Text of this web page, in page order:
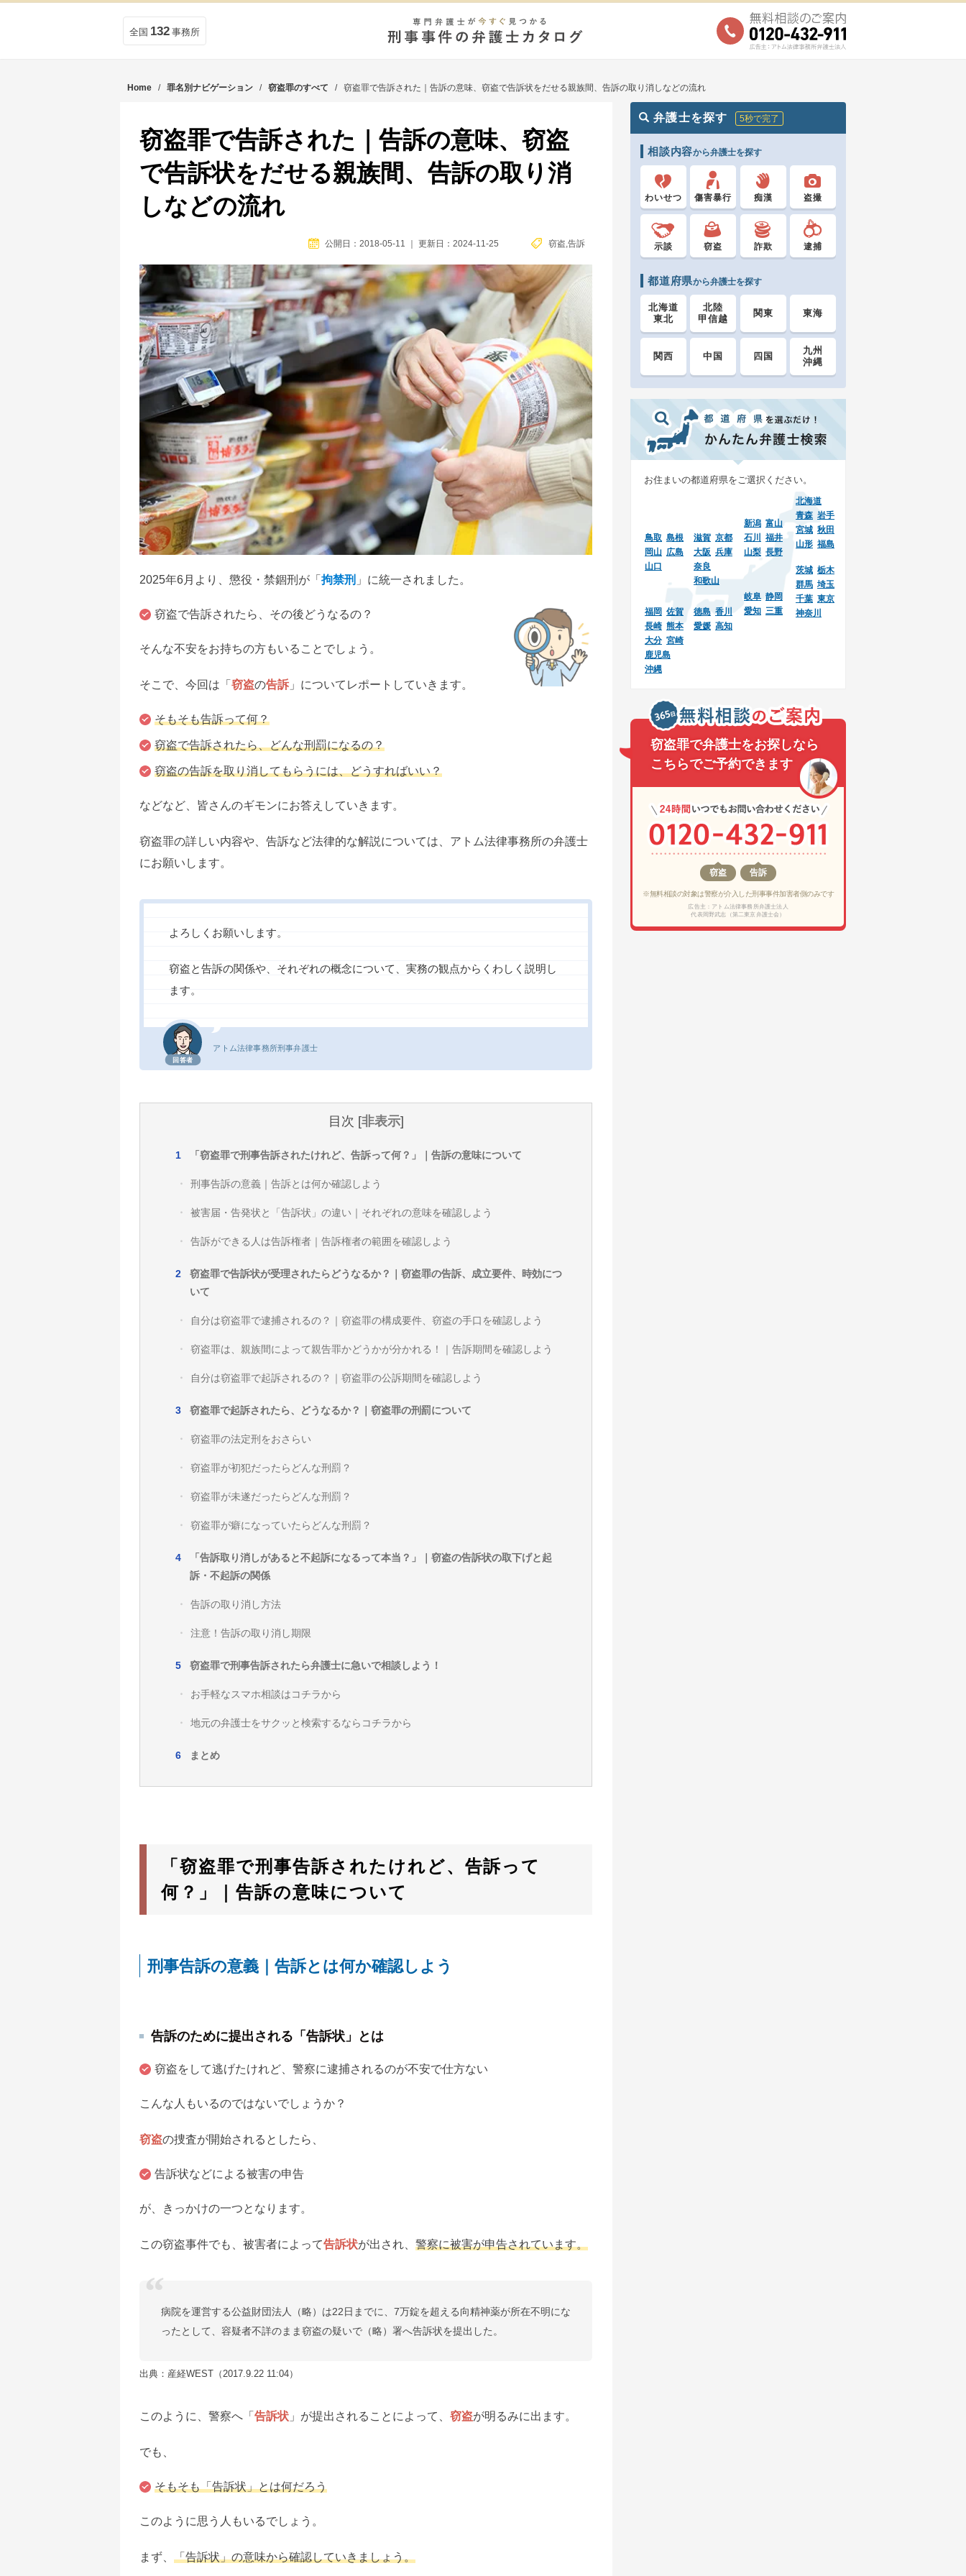
全国 132 事務所
Home / 罪名別ナビゲーション / 窃盗罪のすべて / 窃盗罪で告訴された｜告訴の意味、窃盗で告訴状をだせる親族間、告訴の取り消しなどの流れ
窃盗罪で告訴された｜告訴の意味、窃盗
で告訴状をだせる親族間、告訴の取り消
しなどの流れ
公開日：2018-05-11 更新日：2024-11-25 窃盗 ,告訴
2025年6月より、懲役・禁錮刑が「拘禁刑 」に統一されました。
窃盗で告訴されたら、その後どうなるの？
そんな不安をお持ちの方もいることでしょう。
そこで、今回は「窃盗の告訴 」についてレポートしていきます。
そもそも告訴って何？
窃盗で告訴されたら、どんな刑罰になるの？
窃盗の告訴を取り消してもらうには、どうすればいい？
などなど、皆さんのギモンにお答えしていきます。
窃盗罪の詳しい内容や、告訴など法律的な解説については、アトム法律事務所の弁護士
にお願いします。
回答者
アトム法律事務所刑事弁護士
よろしくお願いします。
窃盗と告訴の関係や、それぞれの概念について、実務の観点からくわしく説明し
ます。
目次 [非表示]
「窃盗罪で刑事告訴されたけれど、告訴って何？」｜告訴の意味について
刑事告訴の意義｜告訴とは何か確認しよう
被害届・告発状と「告訴状」の違い｜それぞれの意味を確認しよう
告訴ができる人は告訴権者｜告訴権者の範囲を確認しよう
窃盗罪で告訴状が受理されたらどうなるか？｜窃盗罪の告訴、成立要件、時効につ
いて
自分は窃盗罪で逮捕されるの？｜窃盗罪の構成要件、窃盗の手口を確認しよう
窃盗罪は、親族間によって親告罪かどうかが分かれる！｜告訴期間を確認しよう
自分は窃盗罪で起訴されるの？｜窃盗罪の公訴期間を確認しよう
窃盗罪で起訴されたら、どうなるか？｜窃盗罪の刑罰について
窃盗罪の法定刑をおさらい
窃盗罪が初犯だったらどんな刑罰？
窃盗罪が未遂だったらどんな刑罰？
窃盗罪が癖になっていたらどんな刑罰？
「告訴取り消しがあると不起訴になるって本当？」｜窃盗の告訴状の取下げと起
訴・不起訴の関係
告訴の取り消し方法
注意！告訴の取り消し期限
窃盗罪で刑事告訴されたら弁護士に急いで相談しよう！
お手軽なスマホ相談はコチラから
地元の弁護士をサクッと検索するならコチラから
まとめ
「窃盗罪で刑事告訴されたけれど、告訴って
何？」｜告訴の意味について
刑事告訴の意義｜告訴とは何か確認しよう
告訴のために提出される「告訴状」とは
窃盗をして逃げたけれど、警察に逮捕されるのが不安で仕方ない
こんな人もいるのではないでしょうか？
窃盗の捜査が開始されるとしたら、
告訴状などによる被害の申告
が、きっかけの一つとなります。
この窃盗事件でも、被害者によって告訴状が出され、警察に被害が申告されています。
病院を運営する公益財団法人（略）は22日までに、7万錠を超える向精神薬が所在不明にな
ったとして、容疑者不詳のまま窃盗の疑いで（略）署へ告訴状を提出した。
出典：産経WEST（2017.9.22 11:04）
このように、警察へ「告訴状 」が提出されることによって、窃盗が明るみに出ます。
でも、
そもそも「告訴状」とは何だろう
このように思う人もいるでしょう。
まず、「告訴状」の意味から確認していきましょう。
弁護士を探す 5秒で完了
相談内容から弁護士を探す
わいせつ 傷害暴行 痴漢 盗撮
示談 窃盗 詐欺 逮捕
都道府県から弁護士を探す
北海道
東北
北陸
甲信越
関東 東海
関西 中国 四国
九州
沖縄
お住まいの都道府県をご選択ください。
北海道
青森 岩手
宮城 秋田
山形 福島
新潟 富山
石川
福井
山梨 長野
茨城 栃木
群馬 埼玉
千葉 東京
神奈川
岐阜 静岡
愛知 三重
滋賀 京都
大阪 兵庫
奈良
和歌山
鳥取 島根
岡山 広島
山口
徳島 香川
愛媛 高知
福岡
佐賀
長崎 熊本
大分 宮崎
鹿児島
沖縄
窃盗罪で弁護士をお探しなら
こちらでご予約できます
窃盗 告訴
※無料相談の対象は警察が介入した刑事事件加害者側のみです
広告主：アトム法律事務所弁護士法人
代表岡野武志（第二東京弁護士会）